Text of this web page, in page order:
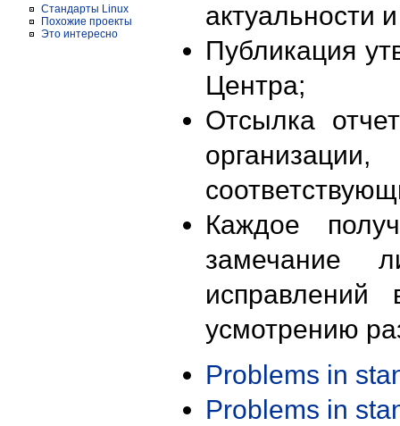
Стандарты Linux
Похожие проекты
Это интересно
актуальности
Публикация
Центра;
Отсылка
Каждое
замечание
исправлений
усмотрению
Problems in
Problems in